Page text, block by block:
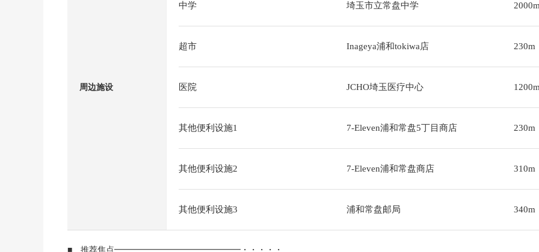
周边施设
中学 埼玉市立常盘中学
超市 Inageya浦和tokiwa店 230m
医院 JCHO埼玉医疗中心
其他便利设施1 7-Eleven浦和常盘5丁目商店 230m
其他便利设施2 7-Eleven浦和常盘商店 310m
其他便利设施3 浦和常盘邮局 340m
■ 推荐焦点━━━━━━━━━━━━━━━・・・・・